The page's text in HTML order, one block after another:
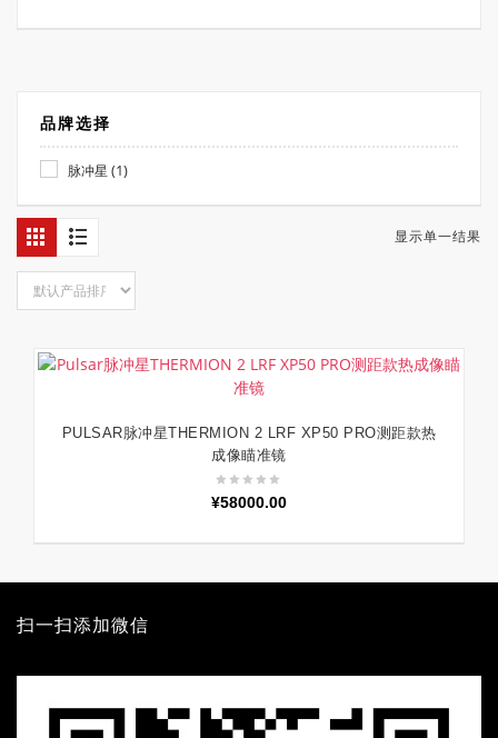
品牌选择
脉冲星 (1)
显示单一结果
加入购物车
PULSAR脉冲星THERMION 2 LRF XP50 PRO测距款热
成像瞄准镜
¥58000.00
扫一扫添加微信